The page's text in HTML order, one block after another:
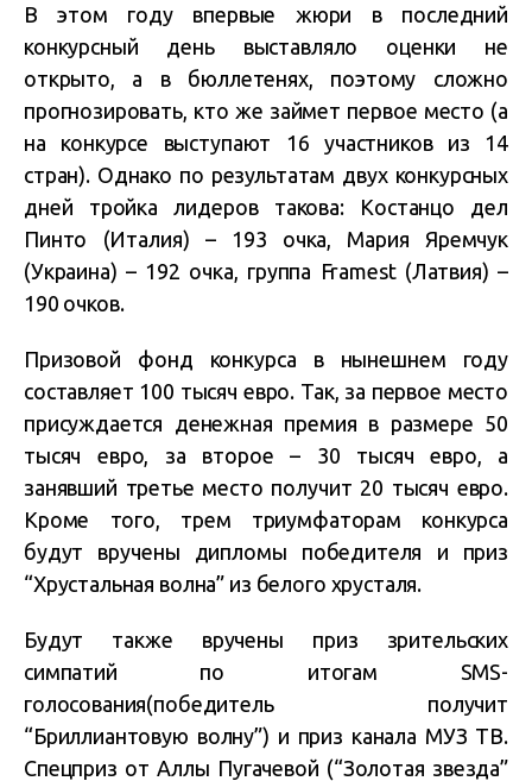
В этом году впервые жюри в последний
конкурсный день выставляло оценки не
открыто, а в бюллетенях, поэтому сложно
прогнозировать, кто же займет первое место (а
на конкурсе выступают 16 участников из 14
стран). Однако по результатам двух конкурсных
дней тройка лидеров такова: Костанцо дел
Пинто (Италия) – 193 очка, Мария Яремчук
(Украина) – 192 очка, группа Framest (Латвия) –
190 очков.
Призовой фонд конкурса в нынешнем году
составляет 100 тысяч евро. Так, за первое место
присуждается денежная премия в размере 50
тысяч евро, за второе – 30 тысяч евро, а
занявший третье место получит 20 тысяч евро.
Кроме того, трем триумфаторам конкурса
будут вручены дипломы победителя и приз
“Хрустальная волна” из белого хрусталя.
Будут также вручены приз зрительских
симпатий по итогам SMS-
голосования(победитель получит
“Бриллиантовую волну”) и приз канала МУЗ ТВ.
Спецприз от Аллы Пугачевой (“Золотая звезда”